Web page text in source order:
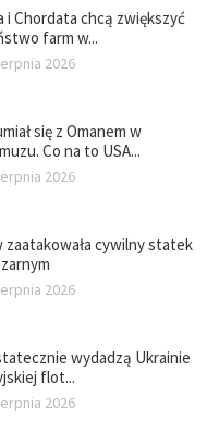
i Chordata chcą zwiększyć
farm w...
2026
się z Omanem w
Co na to USA...
2026
zaatakowała cywilny statek
2026
wydadzą Ukrainie
flot...
2026